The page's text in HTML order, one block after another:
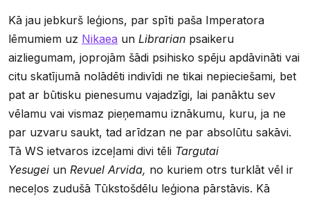
Kā jau jebkurš leģions, par spīti paša Imperatora
lēmumiem uz Nikaea un Librarian psaikeru
aizliegumam, joprojām šādi psihisko spēju apdāvināti vai
citu skatījumā nolādēti indivīdi ne tikai nepieciešami, bet
pat ar būtisku pienesumu vajadzīgi, lai panāktu sev
vēlamu vai vismaz pieņemamu iznākumu, kuru, ja ne
par uzvaru saukt, tad arīdzan ne par absolūtu sakāvi.
Tā WS ietvaros izceļami divi tēli Targutai
Yesugei un Revuel Arvida, no kuriem otrs turklāt vēl ir
neceļos zudušā Tūkstošdēlu leģiona pārstāvis. Kā